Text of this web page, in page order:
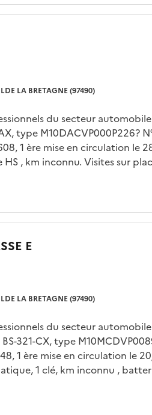
LA BRETAGNE (97490)
du secteur
type M10DACVP000P226?
1 ère mise en circulation le
HS , km inconnu. Visites sur
E
LA BRETAGNE (97490)
du secteur automobile
321-CX, type
1 ère mise en circulation le
1 clé, km inconnu ,